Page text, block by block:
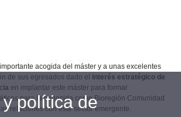
acogida del máster y a unas excelentes
de sus egresados dado el interés estratégico de
en implantar este máster para formar
para la conocida como Bioregión Comunidad
relaciones con este sector emergente.
política de